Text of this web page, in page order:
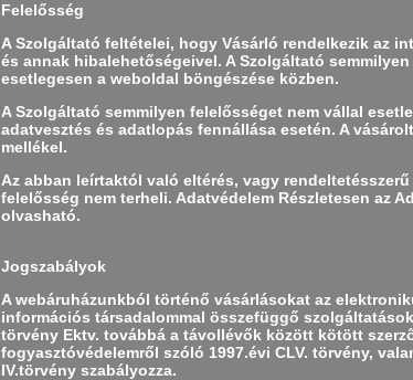
Felelősség
A Szolgáltató feltételei, hogy Vásárló rendelkezik az
és annak hibalehetőségeivel. A Szolgáltató
esetlegesen a weboldal böngészése közben.
A Szolgáltató semmilyen felelősséget nem vállal
adatvesztés és adatlopás fennállása esetén. A
mellékel.
Az abban leírtaktól való eltérés, vagy
felelősség nem terheli. Adatvédelem Részletesen az
olvasható.
Jogszabályok
A webáruházunkból történő vásárlásokat az
információs társadalommal összefüggő
törvény Ektv. továbbá a távollévők között kötött
fogyasztóvédelemről szóló 1997.évi CLV. törvény,
IV.törvény szabályozza.